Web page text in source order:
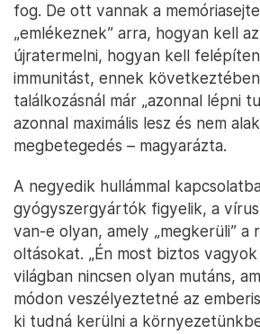
fog. De ott vannak a
„emlékeznek” arra, hogyan kell
újratermelni, hogyan kell
immunitást, ennek
találkozásnál már „azonnal lépni
azonnal maximális lesz és nem
megbetegedés – magyarázta.
A negyedik hullámmal
gyógyszergyártók figyelik, a
van-e olyan, amely „megkerüli” a
oltásokat. „Én most biztos
világban nincsen olyan mutáns,
módon veszélyeztetné az
ki tudná kerülni a